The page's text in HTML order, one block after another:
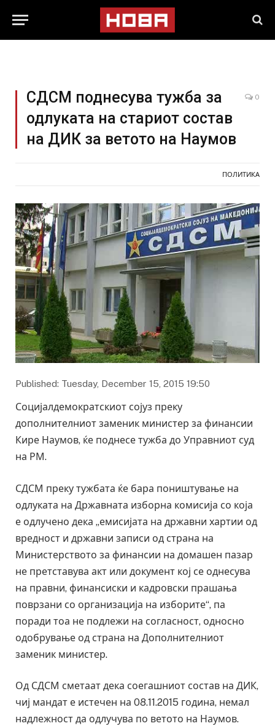
СДСМ поднесува тужба за
одлуката на стариот состав
на ДИК за ветото на Наумов
0
ПОЛИТИКА
Published: Tuesday, December 15, 2015 19:50
Социјалдемократскиот сојуз преку
дополнителниот заменик министер за финансии
Кире Наумов, ќе поднесе тужба до Управниот суд
на РМ.
СДСМ преку тужбата ќе бара поништување на
одлуката на Државната изборна комисија со која
е одлучено дека „емисијата на државни хартии од
вредност и државни записи од страна на
Министерството за финансии на домашен пазар
не претставува акт или документ кој се однесува
на правни, финансиски и кадровски прашања
поврзани со организација на изборите“, па
поради тоа не подлежи на согласност, односно
одобрување од страна на Дополнителниот
заменик министер.
Од СДСМ сметаат дека соегашниот состав на ДИК,
чиј мандат е истечен на 08.11.2015 година, немал
надлежност да одлучува по ветото на Наумов.